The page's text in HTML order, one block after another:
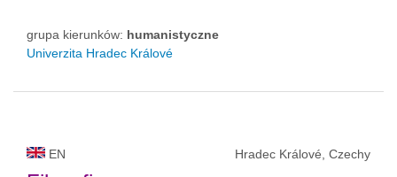
grupa kierunków: humanistyczne
Univerzita Hradec Králové
EN Hradec Králové, Czechy